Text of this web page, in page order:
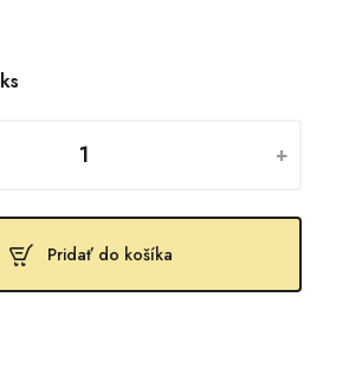
+
Pridať do košíka